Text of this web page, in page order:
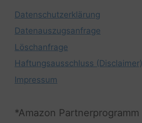
Datenschutzerklärung
Datenauszugsanfrage
Löschanfrage
Haftungsausschluss (Disclaimer)
Impressum
*Amazon Partnerprogramm